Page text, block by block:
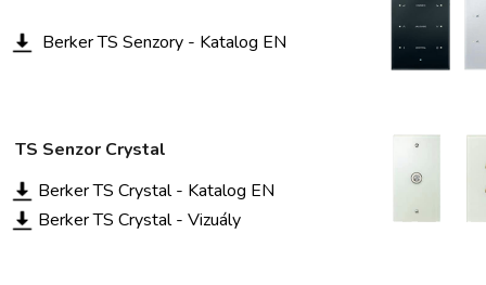
Berker TS Senzory - Katalog EN
TS Senzor Crystal
Berker TS Crystal - Katalog EN
Berker TS Crystal - Vizuály